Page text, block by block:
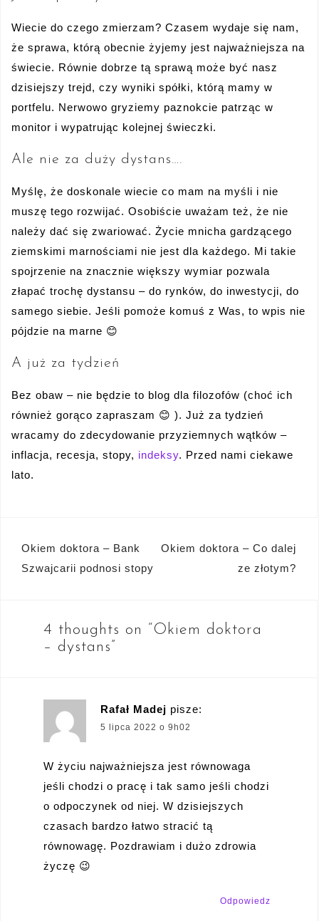
Wiecie do czego zmierzam? Czasem wydaje się nam,
że sprawa, którą obecnie żyjemy jest najważniejsza na
świecie. Równie dobrze tą sprawą może być nasz
dzisiejszy trejd, czy wyniki spółki, którą mamy w
portfelu. Nerwowo gryziemy paznokcie patrząc w
monitor i wypatrując kolejnej świeczki.
Ale nie za duży dystans….
Myślę, że doskonale wiecie co mam na myśli i nie
muszę tego rozwijać. Osobiście uważam też, że nie
należy dać się zwariować. Życie mnicha gardzącego
ziemskimi marnościami nie jest dla każdego. Mi takie
spojrzenie na znacznie większy wymiar pozwala
złapać trochę dystansu – do rynków, do inwestycji, do
samego siebie. Jeśli pomoże komuś z Was, to wpis nie
pójdzie na marne 😊
A już za tydzień
Bez obaw – nie będzie to blog dla filozofów (choć ich
również gorąco zapraszam 😊 ). Już za tydzień
wracamy do zdecydowanie przyziemnych wątków –
inflacja, recesja, stopy, indeksy. Przed nami ciekawe
lato.
Nawigacja
wpisu
Okiem doktora – Bank
Szwajcarii podnosi stopy
Okiem doktora – Co dalej
ze złotym?
4 thoughts on “Okiem doktora
– dystans”
Rafał Madej pisze:
5 lipca 2022 o 9h02
W życiu najważniejsza jest równowaga
jeśli chodzi o pracę i tak samo jeśli chodzi
o odpoczynek od niej. W dzisiejszych
czasach bardzo łatwo stracić tą
równowagę. Pozdrawiam i dużo zdrowia
życzę 😉
Odpowiedz